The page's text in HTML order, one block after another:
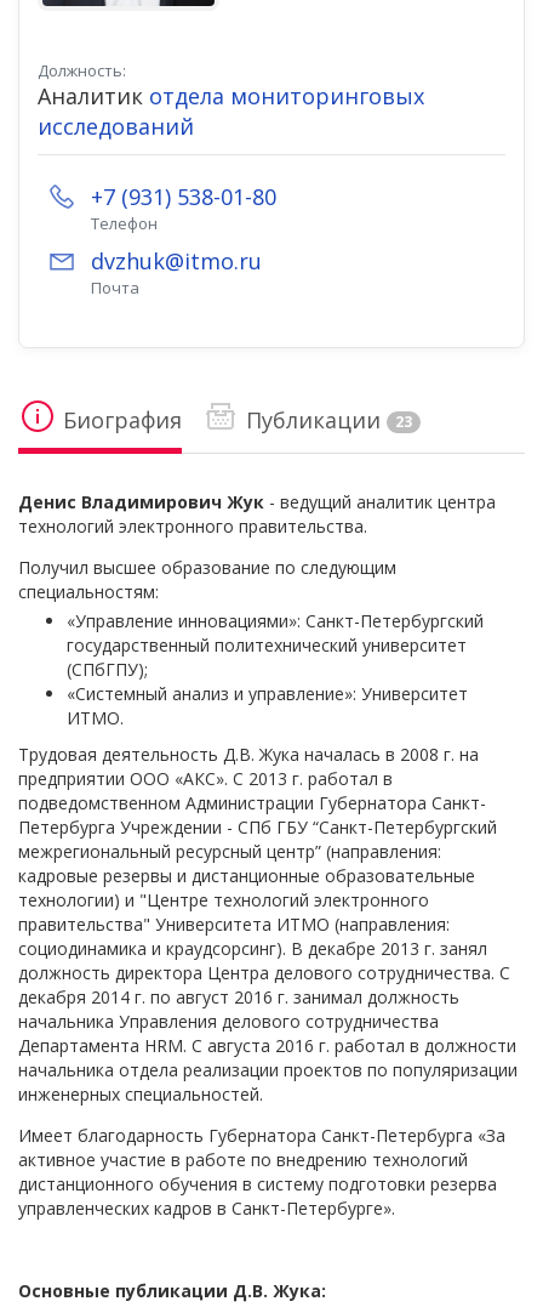
Должность:
Аналитик отдела мониторинговых
исследований
+7 (931) 538-01-80
Телефон
dvzhuk@itmo.ru
Почта
Биография Публикации 23
Денис Владимирович Жук - ведущий аналитик центра
технологий электронного правительства.
Получил высшее образование по следующим
специальностям:
«Управление инновациями»: Санкт-Петербургский
государственный политехнический университет
(СПбГПУ);
«Системный анализ и управление»: Университет
ИТМО.
Трудовая деятельность Д.В. Жука началась в 2008 г. на
предприятии ООО «АКС». С 2013 г. работал в
подведомственном Администрации Губернатора Санкт-
Петербурга Учреждении - СПб ГБУ “Санкт-Петербургский
межрегиональный ресурсный центр” (направления:
кадровые резервы и дистанционные образовательные
технологии) и "Центре технологий электронного
правительства" Университета ИТМО (направления:
социодинамика и краудсорсинг). В декабре 2013 г. занял
должность директора Центра делового сотрудничества. С
декабря 2014 г. по август 2016 г. занимал должность
начальника Управления делового сотрудничества
Департамента HRM. С августа 2016 г. работал в должности
начальника отдела реализации проектов по популяризации
инженерных специальностей.
Имеет благодарность Губернатора Санкт-Петербурга «За
активное участие в работе по внедрению технологий
дистанционного обучения в систему подготовки резерва
управленческих кадров в Санкт-Петербурге».
Основные публикации Д.В. Жука: